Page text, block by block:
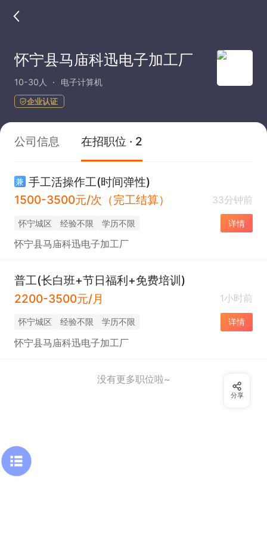
怀宁县马庙科迅电子加工厂
10-30人 电子计算机
企业认证
公司信息 在招职位 · 2
兼 手工活操作工(时间弹性)
1500-3500元/次（完工结算）
33分钟前
怀宁城区 经验不限 学历不限 详情
怀宁县马庙科迅电子加工厂
普工(长白班+节日福利+免费培训)
2200-3500元/月
1小时前
怀宁城区 经验不限 学历不限 详情
怀宁县马庙科迅电子加工厂
没有更多职位啦~
分享